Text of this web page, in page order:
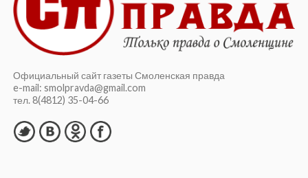
Официальный сайт газеты Смоленская правда
e-mail: smolpravda@gmail.com
тел. 8(4812) 35-04-66